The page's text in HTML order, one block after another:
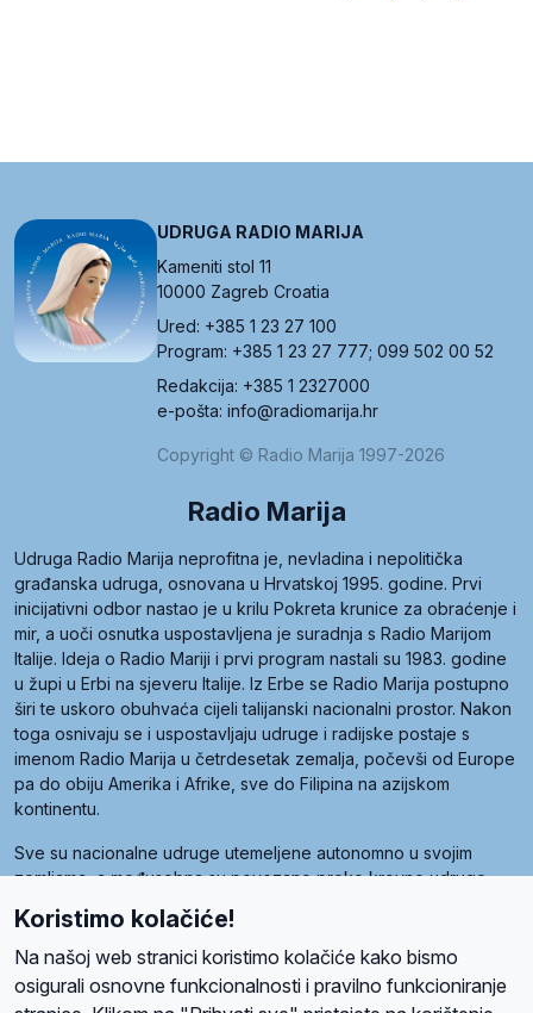
UDRUGA RADIO MARIJA
Kameniti stol 11
10000 Zagreb Croatia
Ured: +385 1 23 27 100
Program: +385 1 23 27 777; 099 502 00 52
Redakcija: +385 1 2327000
e-pošta: info@radiomarija.hr
Copyright © Radio Marija 1997-2026
Radio Marija
Udruga Radio Marija neprofitna je, nevladina i nepolitička
građanska udruga, osnovana u Hrvatskoj 1995. godine. Prvi
inicijativni odbor nastao je u krilu Pokreta krunice za obraćenje i
mir, a uoči osnutka uspostavljena je suradnja s Radio Marijom
Italije. Ideja o Radio Mariji i prvi program nastali su 1983. godine
u župi u Erbi na sjeveru Italije. Iz Erbe se Radio Marija postupno
širi te uskoro obuhvaća cijeli talijanski nacionalni prostor. Nakon
toga osnivaju se i uspostavljaju udruge i radijske postaje s
imenom Radio Marija u četrdesetak zemalja, počevši od Europe
pa do obiju Amerika i Afrike, sve do Filipina na azijskom
kontinentu.
Sve su nacionalne udruge utemeljene autonomno u svojim
zemljama, a međusobna su povezane preko krovne udruge
Radio Maria). Svjetsku obitelj utemeljilo je sedam članica, među
kojima je i hrvatska Udruga Radio Marija.
Koristimo kolačiće!
Na našoj web stranici koristimo kolačiće kako bismo
osigurali osnovne funkcionalnosti i pravilno funkcioniranje